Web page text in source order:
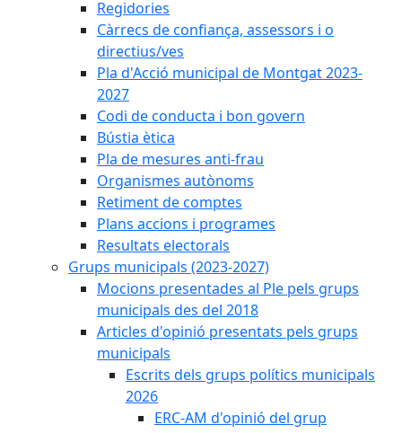
Regidories
Càrrecs de confiança, assessors i o
directius/ves
Pla d'Acció municipal de Montgat 2023-
2027
Codi de conducta i bon govern
Bústia ètica
Pla de mesures anti-frau
Organismes autònoms
Retiment de comptes
Plans accions i programes
Resultats electorals
Grups municipals (2023-2027)
Mocions presentades al Ple pels grups
municipals des del 2018
Articles d'opinió presentats pels grups
municipals
Escrits dels grups polítics municipals
2026
ERC-AM d'opinió del grup